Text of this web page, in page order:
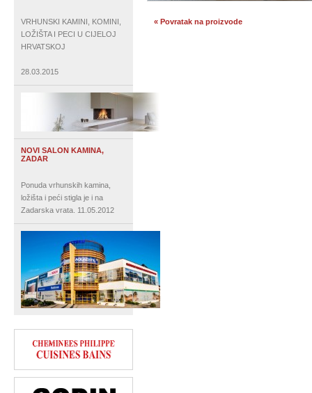
VRHUNSKI KAMINI, KOMINI,
LOŽIŠTA I PECI U CIJELOJ
HRVATSKOJ
28.03.2015
NOVI SALON KAMINA,
ZADAR
Ponuda vrhunskih kamina,
ložišta i peći stigla je i na
Zadarska vrata. 11.05.2012
« Povratak na proizvode